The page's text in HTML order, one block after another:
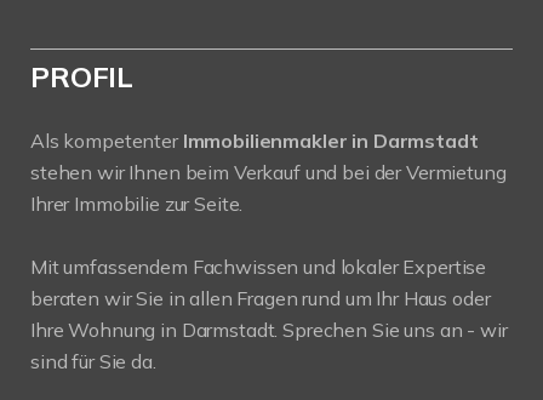
PROFIL
Als kompetenter Immobilienmakler in Darmstadt
stehen wir Ihnen beim Verkauf und bei der Vermietung
Ihrer Immobilie zur Seite.
Mit umfassendem Fachwissen und lokaler Expertise
beraten wir Sie in allen Fragen rund um Ihr Haus oder
Ihre Wohnung in Darmstadt. Sprechen Sie uns an - wir
sind für Sie da.